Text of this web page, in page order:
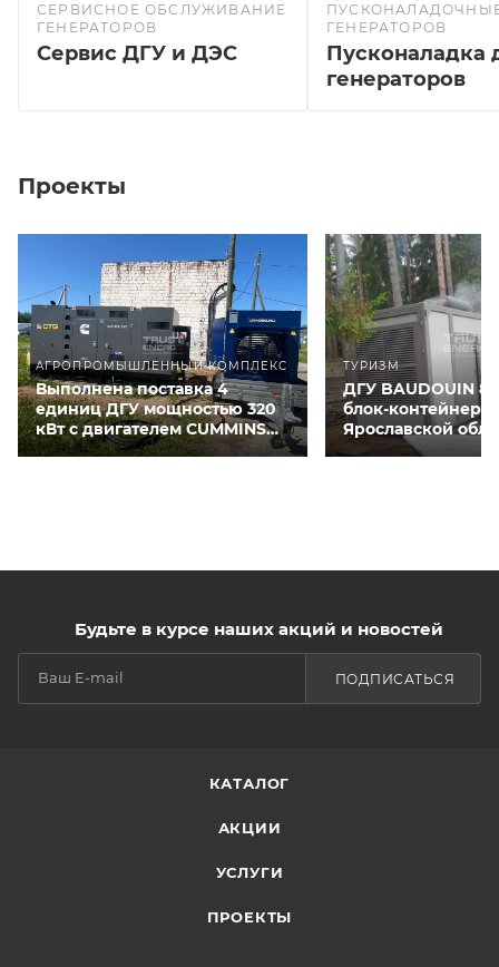
СЕРВИСНОЕ ОБСЛУЖИВАНИЕ
ГЕНЕРАТОРОВ
Сервис ДГУ и ДЭС
ГЕНЕРАТОРОВ
Пусконаладка
генераторов
Проекты
АГРОПРОМЫШЛЕННЫЙ КОМПЛЕКС
Выполнена поставка 4
единиц ДГУ мощностью 320
кВт с двигателем CUMMINS
QSNT-G3 для курятников
ТУРИЗМ
ДГУ BAUDOUIN
блок-контейнере
Ярославской
Будьте в курсе наших акций и новостей
ПОДПИСАТЬСЯ
КАТАЛОГ
АКЦИИ
УСЛУГИ
ПРОЕКТЫ